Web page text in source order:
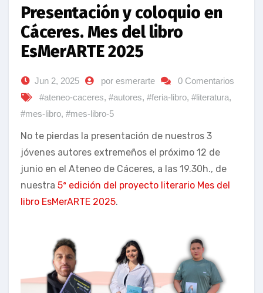
Presentación y coloquio en
Cáceres. Mes del libro
EsMerARTE 2025
Jun 2, 2025 por esmerarte
0 Comentarios
#ateneo-caceres, #autores, #feria-libro, #literatura,
#mes-libro, #mes-libro-5
No te pierdas la presentación de nuestros 3
jóvenes autores extremeños el próximo 12 de
junio en el Ateneo de Cáceres, a las 19.30h., de
nuestra 5ª edición del proyecto literario Mes del
libro EsMerARTE 2025.